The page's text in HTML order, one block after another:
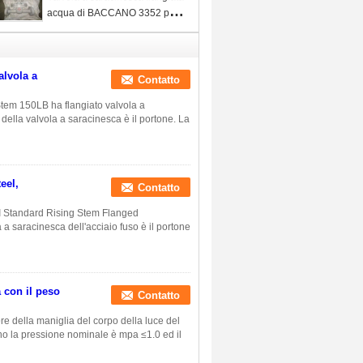
acqua di BACCANO 3352 per
il acciaio al carbonio del gas
a
Contatto
150LB ha flangiato valvola a
valvola a saracinesca è il portone. La
Contatto
Rising Stem Flanged
saracinesca dell'acciaio fuso è il portone
con il peso
Contatto
della maniglia del corpo della luce del
la pressione nominale è mpa ≤1.0 ed il